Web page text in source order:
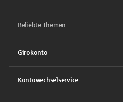
Beliebte Themen
Girokonto
Kontowechselservice